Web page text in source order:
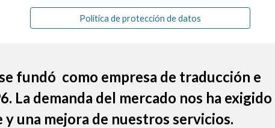
Política de protección de datos
fundó como empresa de traducción e
La demanda del mercado nos ha exigido
una mejora de nuestros servicios.